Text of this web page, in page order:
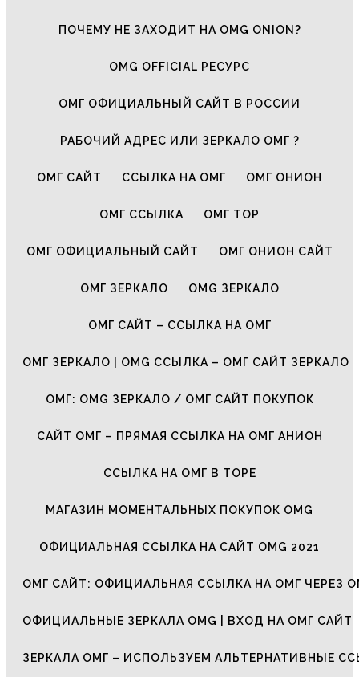
ПОЧЕМУ НЕ ЗАХОДИТ НА OMG ONION?
OMG OFFICIAL РЕСУРС
ОМГ ОФИЦИАЛЬНЫЙ САЙТ В РОССИИ
РАБОЧИЙ АДРЕС ИЛИ ЗЕРКАЛО ОМГ ?
ОМГ САЙТ ССЫЛКА НА ОМГ ОМГ ОНИОН
ОМГ ССЫЛКА ОМГ ТОР
ОМГ ОФИЦИАЛЬНЫЙ САЙТ ОМГ ОНИОН САЙТ
ОМГ ЗЕРКАЛО OMG ЗЕРКАЛО
ОМГ САЙТ – ССЫЛКА НА ОМГ
ОМГ ЗЕРКАЛО | OMG ССЫЛКА – ОМГ САЙТ ЗЕРКАЛО
ОМГ: OMG ЗЕРКАЛО / ОМГ САЙТ ПОКУПОК
САЙТ ОМГ – ПРЯМАЯ ССЫЛКА НА ОМГ АНИОН
ССЫЛКА НА ОМГ В ТОРЕ
МАГАЗИН МОМЕНТАЛЬНЫХ ПОКУПОК OMG
ОФИЦИАЛЬНАЯ ССЫЛКА НА САЙТ OMG 2021
ОМГ САЙТ: ОФИЦИАЛЬНАЯ ССЫЛКА НА ОМГ ЧЕРЕЗ
ОФИЦИАЛЬНЫЕ ЗЕРКАЛА OMG | ВХОД НА ОМГ САЙТ
ЗЕРКАЛА ОМГ – ИСПОЛЬЗУЕМ АЛЬТЕРНАТИВНЫЕ